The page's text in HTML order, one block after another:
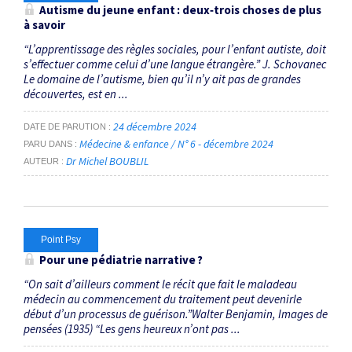
Autisme du jeune enfant : deux‑trois choses de plus
à savoir
“L’apprentissage des règles sociales, pour l’enfant autiste, doit
s’effectuer comme celui d’une langue étrangère.” J. Schovanec
Le domaine de l’autisme, bien qu’il n’y ait pas de grandes
découvertes, est en ...
DATE DE PARUTION 24 décembre 2024
PARU DANS Médecine & enfance / N° 6 - décembre 2024
AUTEUR Dr Michel BOUBLIL
Point Psy
Pour une pédiatrie narrative ?
“On sait d’ailleurs comment le récit que fait le maladeau
médecin au commencement du traitement peut devenirle
début d’un processus de guérison.”Walter Benjamin, Images de
pensées (1935) “Les gens heureux n’ont pas ...